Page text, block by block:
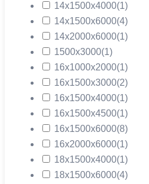
14х1500х4000(1)
14х1500х6000(4)
14х2000х6000(1)
1500х3000(1)
16х1000х2000(1)
16х1500х3000(2)
16х1500х4000(1)
16х1500х4500(1)
16х1500х6000(8)
16х2000х6000(1)
18х1500х4000(1)
18х1500х6000(4)